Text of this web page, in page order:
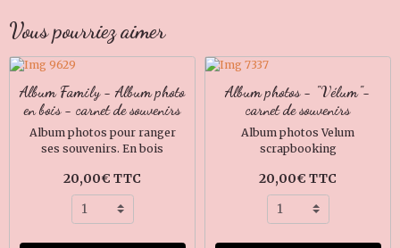
Vous pourriez aimer
Album Family - Album photo
en bois - carnet de souvenirs
Album photos pour ranger
ses souvenirs. En bois
20,00€ TTC
Album photos - "Vélum"-
carnet de souvenirs
Album photos Velum
scrapbooking
20,00€ TTC